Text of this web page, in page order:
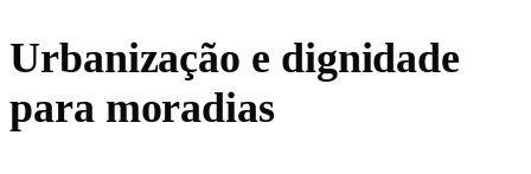
Urbanização e dignidade
para moradias